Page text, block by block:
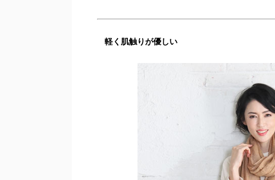
軽く肌触りが優しい